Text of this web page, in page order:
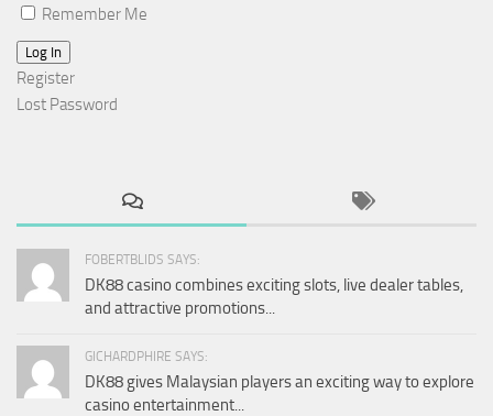
Remember Me
Log In
Register
Lost Password
FOBERTBLIDS SAYS:
DK88 casino combines exciting slots, live dealer tables,
and attractive promotions...
GICHARDPHIRE SAYS:
DK88 gives Malaysian players an exciting way to explore
casino entertainment...